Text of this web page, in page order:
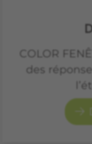
COLOR
des